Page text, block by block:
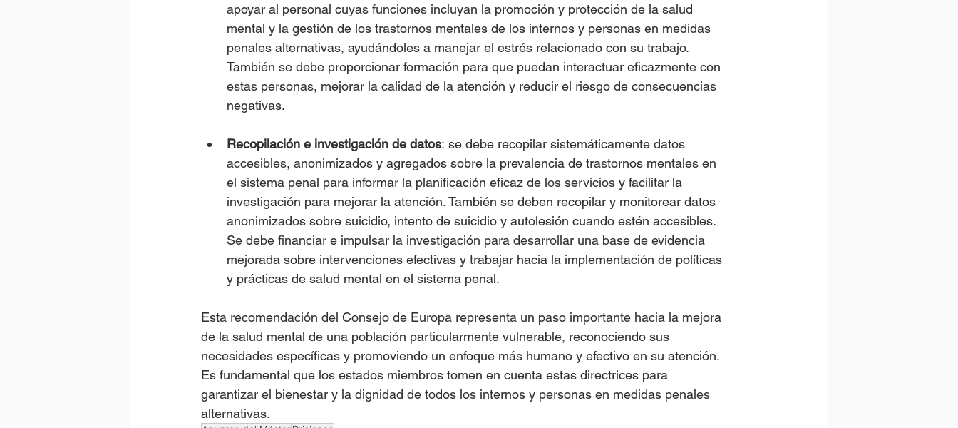
apoyar al personal cuyas funciones incluyan la promoción y protección de la salud
mental y la gestión de los trastornos mentales de los internos y personas en medidas
penales alternativas, ayudándoles a manejar el estrés relacionado con su trabajo.
También se debe proporcionar formación para que puedan interactuar eficazmente con
estas personas, mejorar la calidad de la atención y reducir el riesgo de consecuencias
negativas.
Recopilación e investigación de datos: se debe recopilar sistemáticamente datos
accesibles, anonimizados y agregados sobre la prevalencia de trastornos mentales en
el sistema penal para informar la planificación eficaz de los servicios y facilitar la
investigación para mejorar la atención. También se deben recopilar y monitorear datos
anonimizados sobre suicidio, intento de suicidio y autolesión cuando estén accesibles.
Se debe financiar e impulsar la investigación para desarrollar una base de evidencia
mejorada sobre intervenciones efectivas y trabajar hacia la implementación de políticas
y prácticas de salud mental en el sistema penal.
Esta recomendación del Consejo de Europa representa un paso importante hacia la mejora
de la salud mental de una población particularmente vulnerable, reconociendo sus
necesidades específicas y promoviendo un enfoque más humano y efectivo en su atención.
Es fundamental que los estados miembros tomen en cuenta estas directrices para
garantizar el bienestar y la dignidad de todos los internos y personas en medidas penales
alternativas.